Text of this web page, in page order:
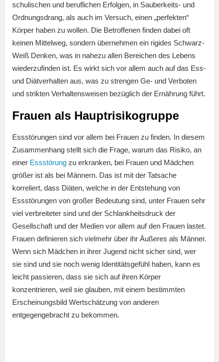
schulischen und beruflichen Erfolgen, in Sauberkeits- und
Ordnungsdrang, als auch im Versuch, einen „perfekten“
Körper haben zu wollen. Die Betroffenen finden dabei oft
keinen Mittelweg, sondern übernehmen ein rigides Schwarz-
Weiß Denken, was in nahezu allen Bereichen des Lebens
wiederzufinden ist. Es wirkt sich vor allem auch auf das Ess-
und Diätverhalten aus, was zu strengen Ge- und Verboten
und strikten Verhaltensweisen bezüglich der Ernährung führt.
Frauen als Hauptrisikogruppe
Essstörungen sind vor allem bei Frauen zu finden. In diesem
Zusammenhang stellt sich die Frage, warum das Risiko, an
einer Essstörung zu erkranken, bei Frauen und Mädchen
größer ist als bei Männern. Das ist mit der Tatsache
korreliert, dass Diäten, welche in der Entstehung von
Essstörungen von großer Bedeutung sind, unter Frauen sehr
viel verbreiteter sind und der Schlankheitsdruck der
Gesellschaft und der Medien vor allem auf den Frauen lastet.
Frauen definieren sich vielmehr über ihr Äußeres als Männer.
Wenn sich Mädchen in ihrer Jugend nicht sicher sind, wer
sie sind und sie noch wenig Identitätsgefühl haben, kann es
leicht passieren, dass sie sich auf ihren Körper
konzentrieren, weil sie glauben, mit einem bestimmten
Erscheinungsbild Wertschätzung von anderen
entgegengebracht zu bekommen.